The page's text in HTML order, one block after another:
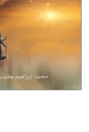
إختياراتنا
كتب
أكاديمية
صندوق
القراءة
iKitab
حدود
أسئلة
يتكرر
أسئلة
يتكرر
تحميل
masmu3
على
المواضيع
الأكثر
مبيعاً
إختياراتنا
وسائل
تعليمية
الصحة
والعناية
الشخصية
جديد